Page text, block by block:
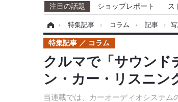
注目の話題 ショップレポート ス
› 特集記事 › コラム › 記事 ›
クルマで「サウンド
ン・カー・リスニ
当連載では、カーオーディオシステム
特集記事 コラム